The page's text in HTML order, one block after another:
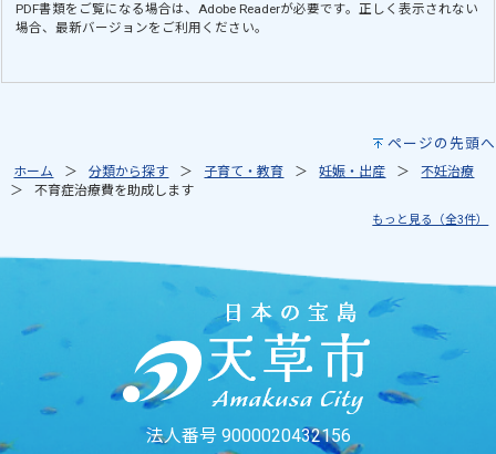
PDF書類をご覧になる場合は、Adobe Readerが必要です。正しく表示されない
場合、最新バージョンをご利用ください。
ページの先頭へ
ホーム 分類から探す 子育て・教育 妊娠・出産
不妊治療
不育症治療費を助成します
もっと見る（全3件）
法人番号 9000020432156